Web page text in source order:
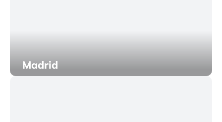
Madrid